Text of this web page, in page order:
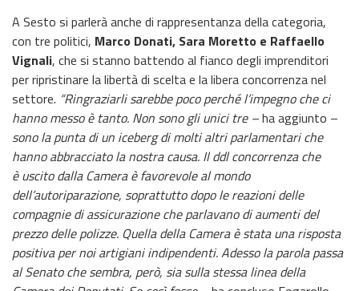
A Sesto si parlerà anche di rappresentanza della categoria,
con tre politici, Marco Donati, Sara Moretto e Raffaello
Vignali, che si stanno battendo al fianco degli imprenditori
per ripristinare la libertà di scelta e la libera concorrenza nel
settore. “Ringraziarli sarebbe poco perché l’impegno che ci
hanno messo è tanto. Non sono gli unici tre –ha aggiunto –
sono la punta di un iceberg di molti altri parlamentari che
hanno abbracciato la nostra causa. Il ddl concorrenza che
è uscito dalla Camera è favorevole al mondo
dell’autoriparazione, soprattutto dopo le reazioni delle
compagnie di assicurazione che parlavano di aumenti del
prezzo delle polizze. Quella della Camera è stata una risposta
positiva per noi artigiani indipendenti. Adesso la parola passa
al Senato che sembra, però, sia sulla stessa linea della